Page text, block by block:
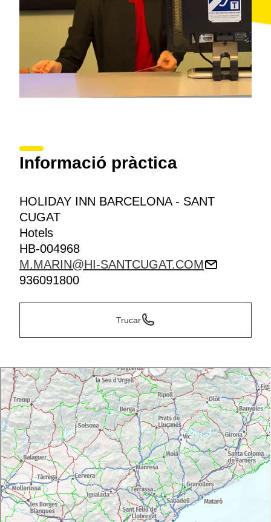
Informació pràctica
HOLIDAY INN BARCELONA - SANT
CUGAT
Hotels
HB-004968
M.MARIN@HI-SANTCUGAT.COM
936091800
Trucar